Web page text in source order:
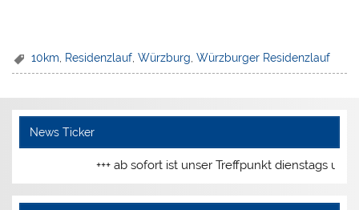
10km Residenzlauf ,Würzburg ,Würzburger Residenzlauf
News Ticker
+++ ab sofort ist unser Treffpunkt dienstags und